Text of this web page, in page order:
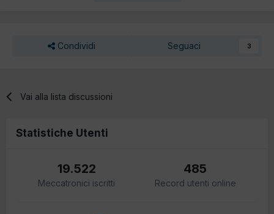
Condividi Seguaci 3
Vai alla lista discussioni
Statistiche Utenti
19.522
Meccatronici iscritti
485
Record utenti online